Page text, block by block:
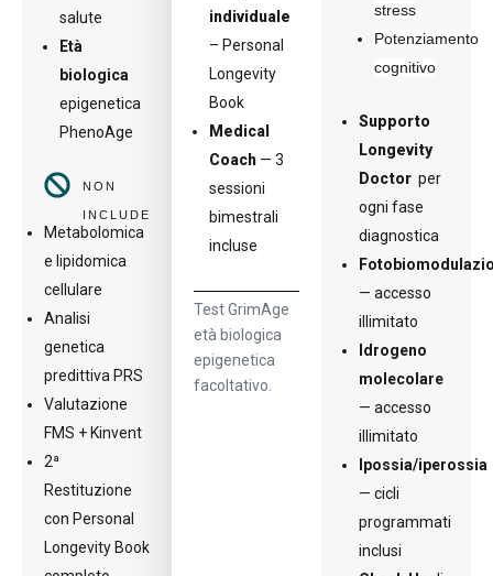
salute
Età
biologica
epigenetica
PhenoAge
NON
INCLUDE
Metabolomica
e lipidomica
cellulare
Analisi
genetica
predittiva PRS
Valutazione
FMS + Kinvent
2ª
Restituzione
con Personal
Longevity Book
individuale
– Personal
Longevity
Book
Medical
Coach — 3
sessioni
bimestrali
incluse
Test GrimAge
età biologica
epigenetica
facoltativo.
stress
Potenziamento
cognitivo
Supporto
Longevity
Doctor per
ogni fase
diagnostica
— accesso
illimitato
Idrogeno
molecolare
— accesso
illimitato
Ipossia/iperossia
— cicli
programmati
inclusi